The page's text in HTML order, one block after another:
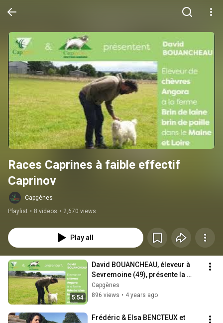
Races Caprines à faible effectif
Caprinov
Capgènes
Playlist • 8 videos • 2,670 views
Play all
5:54
David BOUANCHEAU, éleveur à
Sevremoine (49), présente la
chèvre Angora
Capgènes
896 views • 4 years ago
Frédéric & Elsa BENCTEUX et